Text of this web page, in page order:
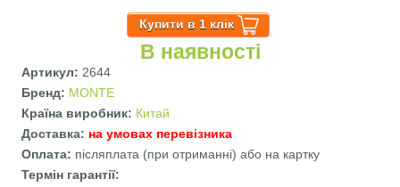
В наявності
Артикул:2644
Бренд: MONTE
Країна виробник: Китай
Доставка: на умовах перевізника
Оплата: післяплата (при отриманні) або на картку
Термін гарантії: